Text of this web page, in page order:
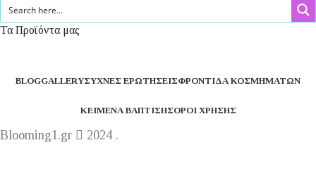
Τα Προϊόντα μας
BLOGGALLERYΣΥΧΝΈΣ ΕΡΩΤΉΣΕΙΣΦΡΟΝΤΊΔΑ ΚΟΣΜΗΜΆΤΩΝ
ΚΕΊΜΕΝΑ ΒΆΠΤΙΣΗΣΌΡΟΙ ΧΡΉΣΗΣ
Blooming1.gr
2024 .